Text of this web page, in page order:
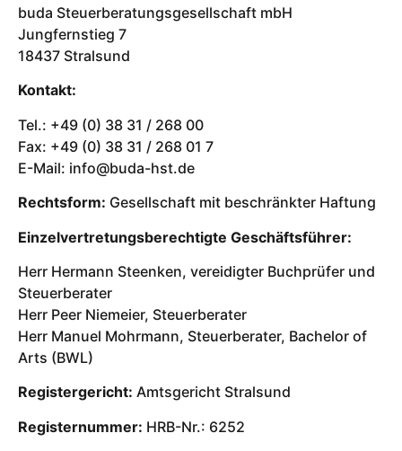
buda Steuerberatungsgesellschaft mbH
Jungfernstieg 7
18437 Stralsund
Kontakt:
Tel.: +49 (0) 38 31 / 268 00
Fax: +49 (0) 38 31 / 268 01 7
E-Mail: info@buda-hst.de
Rechtsform: Gesellschaft mit beschränkter Haftung
Einzelvertretungsberechtigte Geschäftsführer:
Herr Hermann Steenken, vereidigter Buchprüfer und
Steuerberater
Herr Peer Niemeier, Steuerberater
Herr Manuel Mohrmann, Steuerberater, Bachelor of
Arts (BWL)
Registergericht: Amtsgericht Stralsund
Registernummer: HRB-Nr.: 6252